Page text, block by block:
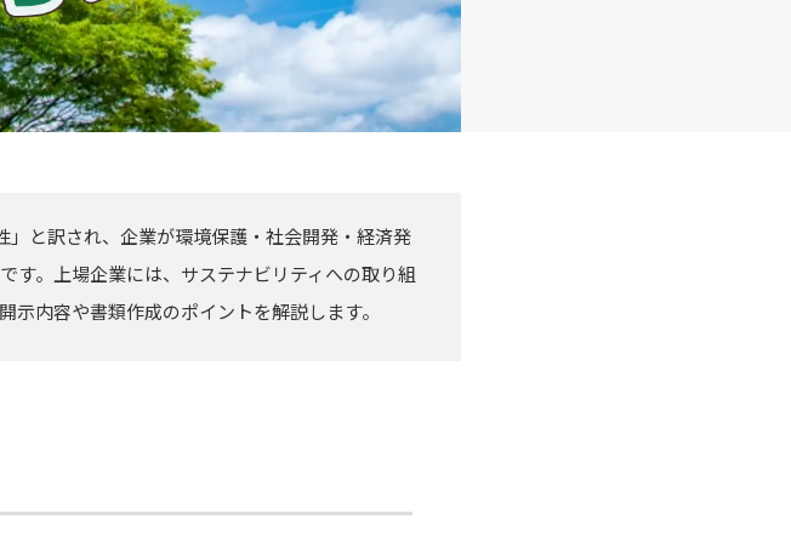
と訳され、企業が環境保護・社会開発・経済発
す。上場企業には、サステナビリティへの取り組
内容や書類作成のポイントを解説します。